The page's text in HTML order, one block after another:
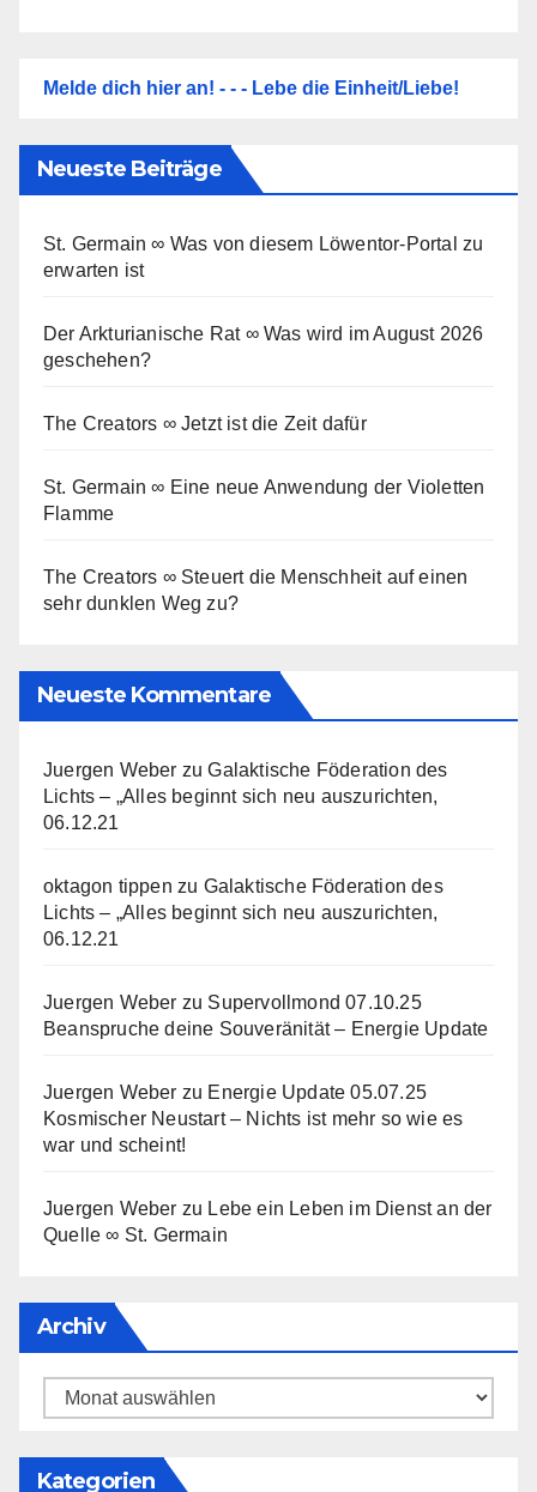
Melde dich hier an! - - - Lebe die Einheit/Liebe!
Neueste Beiträge
St. Germain ∞ Was von diesem Löwentor-Portal zu
erwarten ist
Der Arkturianische Rat ∞ Was wird im August 2026
geschehen?
The Creators ∞ Jetzt ist die Zeit dafür
St. Germain ∞ Eine neue Anwendung der Violetten
Flamme
The Creators ∞ Steuert die Menschheit auf einen
sehr dunklen Weg zu?
Neueste Kommentare
Juergen Weber zuGalaktische Föderation des
Lichts – „Alles beginnt sich neu auszurichten,
06.12.21
oktagon tippen zu Galaktische Föderation des
Lichts – „Alles beginnt sich neu auszurichten,
06.12.21
Juergen Weber zu Supervollmond 07.10.25
Beanspruche deine Souveränität – Energie Update
Juergen Weber zu Energie Update 05.07.25
Kosmischer Neustart – Nichts ist mehr so wie es
war und scheint!
Juergen Weber zu Lebe ein Leben im Dienst an der
Quelle ∞ St. Germain
Archiv
Archiv
Kategorien